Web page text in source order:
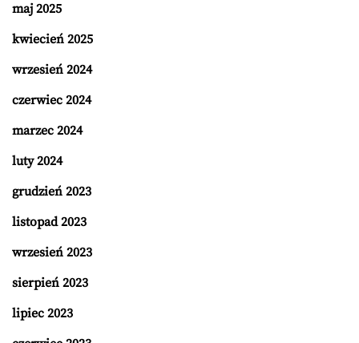
maj 2025
kwiecień 2025
wrzesień 2024
czerwiec 2024
marzec 2024
luty 2024
grudzień 2023
listopad 2023
wrzesień 2023
sierpień 2023
lipiec 2023